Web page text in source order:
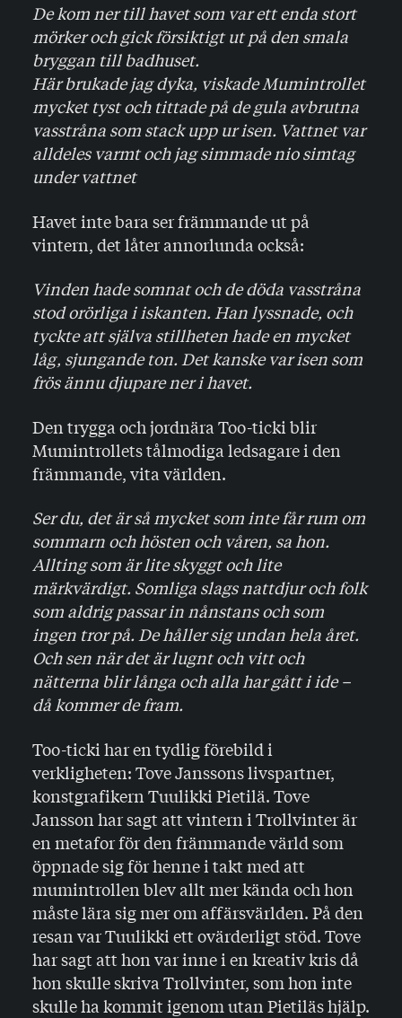
De kom ner till havet som var ett enda stort
mörker och gick försiktigt ut på den smala
bryggan till badhuset.
Här brukade jag dyka, viskade Mumintrollet
mycket tyst och tittade på de gula avbrutna
vasstråna som stack upp ur isen. Vattnet var
alldeles varmt och jag simmade nio simtag
under vattnet
Havet inte bara ser främmande ut på
vintern, det låter annorlunda också:
Vinden hade somnat och de döda vasstråna
stod orörliga i iskanten. Han lyssnade, och
tyckte att själva stillheten hade en mycket
låg, sjungande ton. Det kanske var isen som
frös ännu djupare ner i havet.
Den trygga och jordnära Too-ticki blir
Mumintrollets tålmodiga ledsagare i den
främmande, vita världen.
Ser du, det är så mycket som inte får rum om
sommarn och hösten och våren, sa hon.
Allting som är lite skyggt och lite
märkvärdigt. Somliga slags nattdjur och folk
som aldrig passar in nånstans och som
ingen tror på. De håller sig undan hela året.
Och sen när det är lugnt och vitt och
nätterna blir långa och alla har gått i ide –
då kommer de fram.
Too-ticki har en tydlig förebild i
verkligheten: Tove Janssons livspartner,
konstgrafikern Tuulikki Pietilä. Tove
Jansson har sagt att vintern i Trollvinter är
en metafor för den främmande värld som
öppnade sig för henne i takt med att
mumintrollen blev allt mer kända och hon
måste lära sig mer om affärsvärlden. På den
resan var Tuulikki ett ovärderligt stöd. Tove
har sagt att hon var inne i en kreativ kris då
hon skulle skriva Trollvinter, som hon inte
skulle ha kommit igenom utan Pietiläs hjälp.